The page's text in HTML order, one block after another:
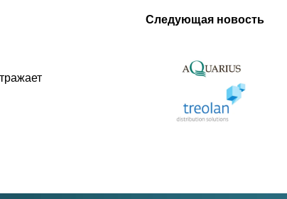
Следующая новость